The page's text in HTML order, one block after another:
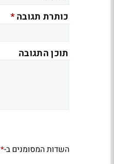
כותרת תגובה*
תוכן התגובה
השדות המסומנים ב-*